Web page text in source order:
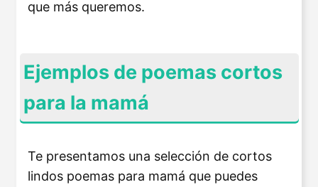
que más queremos.
Ejemplos de poemas cortos
para la mamá
Te presentamos una selección de cortos
lindos poemas para mamá que puedes